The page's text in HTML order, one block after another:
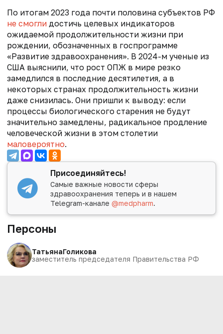
По итогам 2023 года почти половина субъектов РФ
не смогли достичь целевых индикаторов
ожидаемой продолжительности жизни при
рождении, обозначенных в госпрограмме
«Развитие здравоохранения». В 2024-м ученые из
США выяснили, что рост ОПЖ в мире резко
замедлился в последние десятилетия, а в
некоторых странах продолжительность жизни
даже снизилась. Они пришли к выводу: если
процессы биологического старения не будут
значительно замедлены, радикальное продление
человеческой жизни в этом столетии
маловероятно.
Присоединяйтесь!
Самые важные новости сферы
здравоохранения теперь и в нашем
Telegram-канале@medpharm.
Персоны
ТатьянаГоликова
заместитель председателя Правительства РФ